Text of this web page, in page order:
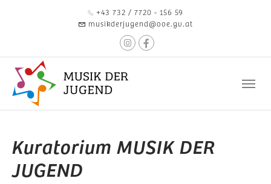
+43 732 / 7720 - 156 59
musikderjugend@ooe.gv.at
Kuratorium MUSIK DER
JUGEND